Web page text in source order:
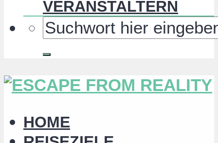
VERANSTALTERN
HOME